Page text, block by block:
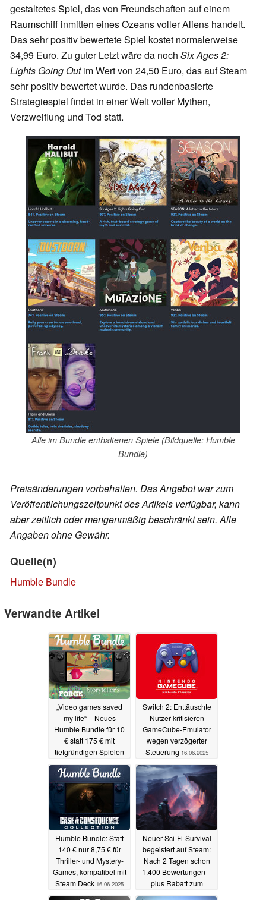
gestaltetes Spiel, das von Freundschaften auf einem
Raumschiff inmitten eines Ozeans voller Aliens handelt.
Das sehr positiv bewertete Spiel kostet normalerweise
34,99 Euro. Zu guter Letzt wäre da noch Six Ages 2:
Lights Going Outim Wert von 24,50 Euro, das auf Steam
sehr positiv bewertet wurde. Das rundenbasierte
Strategiespiel findet in einer Welt voller Mythen,
Verzweiflung und Tod statt.
Alle im Bundle enthaltenen Spiele (Bildquelle: Humble
Bundle)
Preisänderungen vorbehalten. Das Angebot war zum
Veröffentlichungszeitpunkt des Artikels verfügbar, kann
aber zeitlich oder mengenmäßig beschränkt sein. Alle
Angaben ohne Gewähr.
Quelle(n)
Humble Bundle
Verwandte Artikel
„Video games saved
my life“ – Neues
Humble Bundle für 10
€ statt 175 € mit
tiefgründigen Spielen
21.06.2025
Switch 2: Enttäuschte
Nutzer kritisieren
GameCube-Emulator
wegen verzögerter
Steuerung 16.06.2025
Humble Bundle: Statt
140 € nur 8,75 € für
Thriller- und Mystery-
Games, kompatibel mit
Steam Deck 16.06.2025
Neuer Sci-Fi-Survival
begeistert auf Steam:
Nach 2 Tagen schon
1.400 Bewertungen –
plus Rabatt zum
Launch15.06.2025